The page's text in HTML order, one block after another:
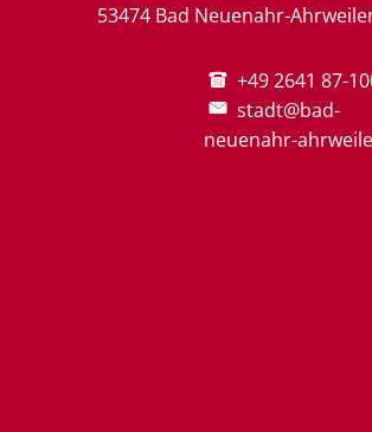
53474 Bad Neuenahr-
+49 2641 87-
stadt@bad-
neuenahr-